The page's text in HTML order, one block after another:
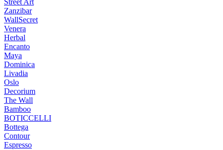
Street Art
Zanzibar
WallSecret
Venera
Herbal
Encanto
Maya
Dominica
Livadia
Oslo
Decorium
The Wall
Bamboo
BOTICCELLI
Bottega
Contour
Espresso